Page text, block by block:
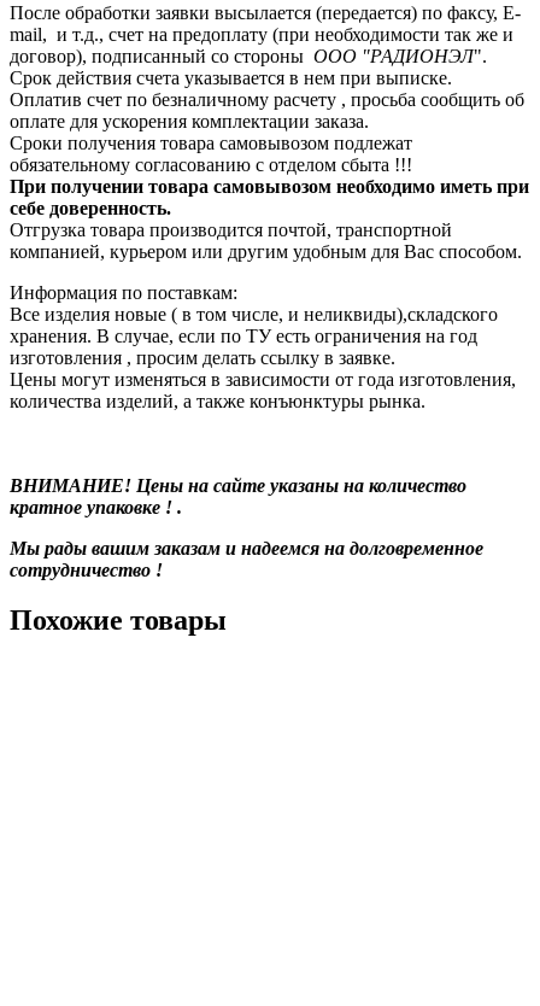
После обработки заявки высылается (передается) по факсу, E-
mail, и т.д., счет на предоплату (при необходимости так же и
договор), подписанный со стороны ООО "РАДИОНЭЛ".
Срок действия счета указывается в нем при выписке.
Оплатив счет по безналичному расчету , просьба сообщить об
оплате для ускорения комплектации заказа.
Сроки получения товара самовывозом подлежат
обязательному согласованию с отделом сбыта !!!
При получении товара самовывозом необходимо иметь при
себе доверенность.
Отгрузка товара производится почтой, транспортной
компанией, курьером или другим удобным для Вас способом.
Информация по поставкам:
Все изделия новые ( в том числе, и неликвиды),складского
хранения. В случае, если по ТУ есть ограничения на год
изготовления , просим делать ссылку в заявке.
Цены могут изменяться в зависимости от года изготовления,
количества изделий, а также конъюнктуры рынка.
ВНИМАНИЕ! Цены на сайте указаны на количество
кратное упаковке ! .
Мы рады вашим заказам и надеемся на долговременное
сотрудничество !
Похожие товары